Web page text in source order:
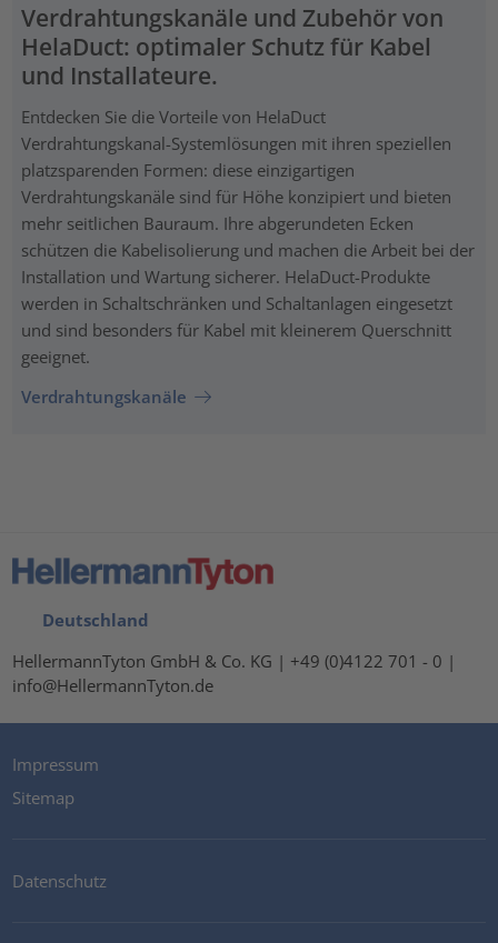
Verdrahtungskanäle und Zubehör von
HelaDuct: optimaler Schutz für Kabel
und Installateure.
Entdecken Sie die Vorteile von HelaDuct
Verdrahtungskanal-Systemlösungen mit ihren speziellen
platzsparenden Formen: diese einzigartigen
Verdrahtungskanäle sind für Höhe konzipiert und bieten
mehr seitlichen Bauraum. Ihre abgerundeten Ecken
schützen die Kabelisolierung und machen die Arbeit bei der
Installation und Wartung sicherer. HelaDuct-Produkte
werden in Schaltschränken und Schaltanlagen eingesetzt
und sind besonders für Kabel mit kleinerem Querschnitt
geeignet.
Verdrahtungskanäle
Deutschland
HellermannTyton GmbH & Co. KG | +49 (0)4122 701 - 0 |
info@HellermannTyton.de
Impressum
Sitemap
Datenschutz